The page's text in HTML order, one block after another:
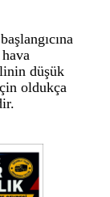
düşük
oldukça